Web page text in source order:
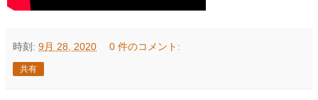
時刻: 9月 28, 2020 0 件のコメント:
共有